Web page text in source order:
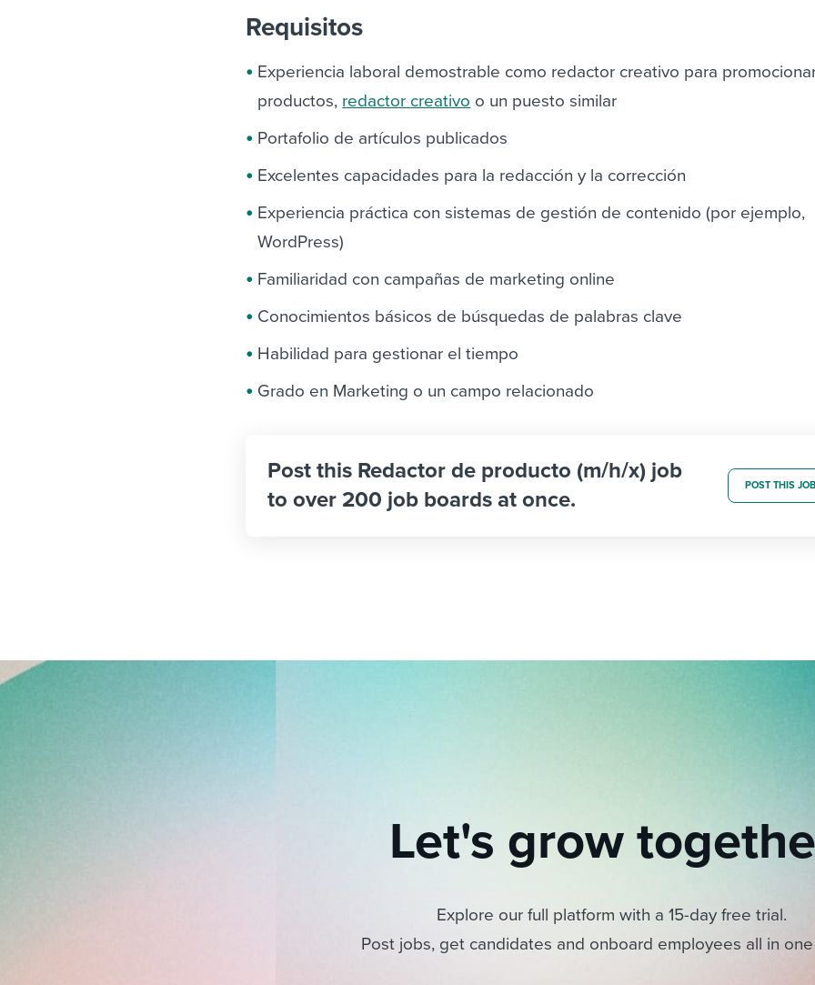
Requisitos
Experiencia laboral demostrable como redactor creativo para
productos, redactor creativo o un puesto similar
Portafolio de artículos publicados
Excelentes capacidades para la redacción y la corrección
Experiencia práctica con sistemas de gestión de contenido (por ejemplo,
WordPress)
Familiaridad con campañas de marketing online
Conocimientos básicos de búsquedas de palabras clave
Habilidad para gestionar el tiempo
Grado en Marketing o un campo relacionado
Post this Redactor de producto (m/h/x) job
to over 200 job boards at once.
POST THIS
Let's grow
Explore our full platform with a 15-day free trial.
Post jobs, get candidates and onboard employees all in